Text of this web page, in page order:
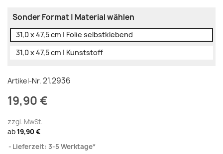
Sonder Format | Material wählen
31,0 x 47,5 cm | Folie selbstklebend
31,0 x 47,5 cm | Kunststoff
Artikel-Nr. 21.2936
19,90 €
zzgl. MwSt.
ab19,90 €
Lieferzeit: 3-5 Werktage*